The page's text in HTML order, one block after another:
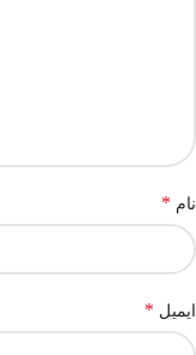
نام *
ایمیل *